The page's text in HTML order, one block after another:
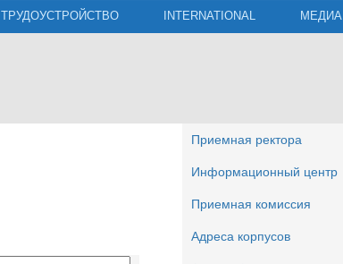
ТРУДОУСТРОЙСТВО INTERNATIONAL МЕДИА
Приемная ректора
Информационный центр
Приемная комиссия
Адреса корпусов